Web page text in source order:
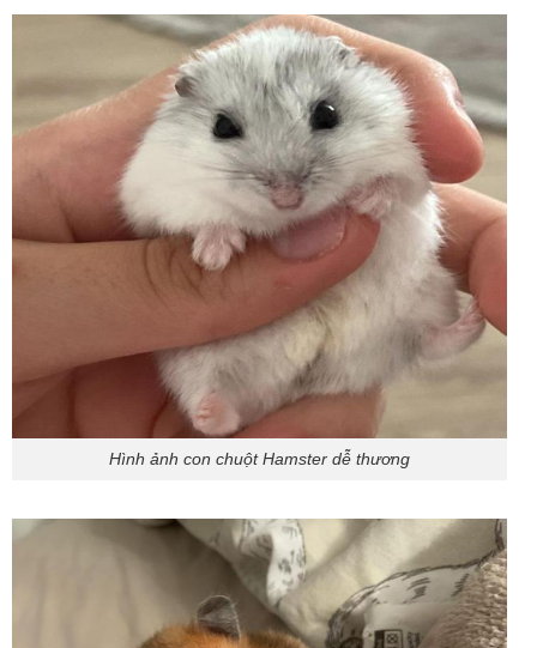
Hình ảnh con chuột Hamster dễ thương